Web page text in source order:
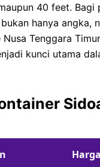
40 feet.
hanya angka,
Tenggara
kunci utama
Harga